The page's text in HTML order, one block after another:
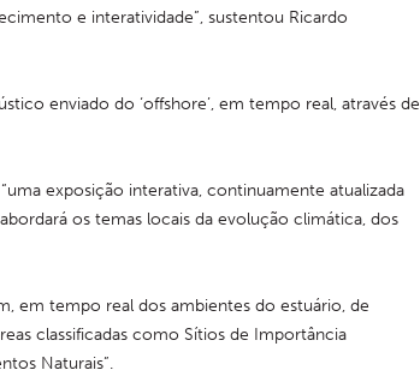
e interatividade”, sustentou Ricardo
enviado do ‘offshore’, em tempo real, através de
exposição interativa, continuamente atualizada
os temas locais da evolução climática, dos
em tempo real dos ambientes do estuário, de
classificadas como Sítios de Importância
Naturais”.